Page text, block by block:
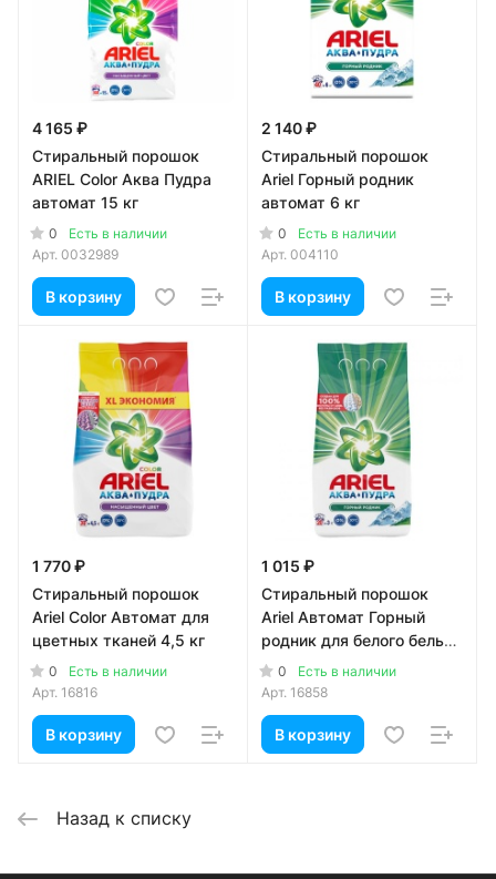
4 165 ₽
Стиральный порошок
ARIEL Color Аква Пудра
автомат 15 кг
0
Есть в наличии
Арт. 0032989
В корзину
2 140 ₽
Стиральный порошок
Ariel Горный родник
автомат 6 кг
0
Есть в наличии
Арт. 004110
В корзину
1 770 ₽
Стиральный порошок
Ariel Color Автомат для
цветных тканей 4,5 кг
0
Есть в наличии
Арт. 16816
В корзину
1 015 ₽
Стиральный порошок
Ariel Автомат Горный
родник для белого белья
3 кг
0
Есть в наличии
Арт. 16858
В корзину
Назад к списку